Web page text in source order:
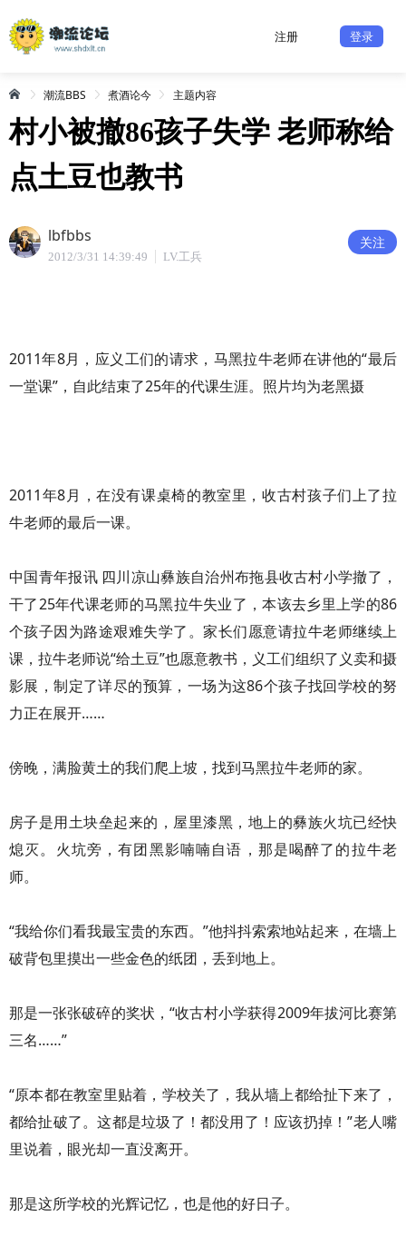
注册 登录
潮流BBS 煮酒论今 主题内容
村小被撤86孩子失学 老师称给
点土豆也教书
lbfbbs
2012/3/31 14:39:49 LV.工兵
关注
2011年8月，应义工们的请求，马黑拉牛老师在讲他的“最后
一堂课”，自此结束了25年的代课生涯。照片均为老黑摄
2011年8月，在没有课桌椅的教室里，收古村孩子们上了拉
牛老师的最后一课。
中国青年报讯 四川凉山彝族自治州布拖县收古村小学撤了，
干了25年代课老师的马黑拉牛失业了，本该去乡里上学的86
个孩子因为路途艰难失学了。家长们愿意请拉牛老师继续上
课，拉牛老师说“给土豆”也愿意教书，义工们组织了义卖和摄
影展，制定了详尽的预算，一场为这86个孩子找回学校的努
力正在展开……
傍晚，满脸黄土的我们爬上坡，找到马黑拉牛老师的家。
房子是用土块垒起来的，屋里漆黑，地上的彝族火坑已经快
熄灭。火坑旁，有团黑影喃喃自语，那是喝醉了的拉牛老
师。
“我给你们看我最宝贵的东西。”他抖抖索索地站起来，在墙上
破背包里摸出一些金色的纸团，丢到地上。
那是一张张破碎的奖状，“收古村小学获得2009年拔河比赛第
三名……”
“原本都在教室里贴着，学校关了，我从墙上都给扯下来了，
都给扯破了。这都是垃圾了！都没用了！应该扔掉！”老人嘴
里说着，眼光却一直没离开。
那是这所学校的光辉记忆，也是他的好日子。